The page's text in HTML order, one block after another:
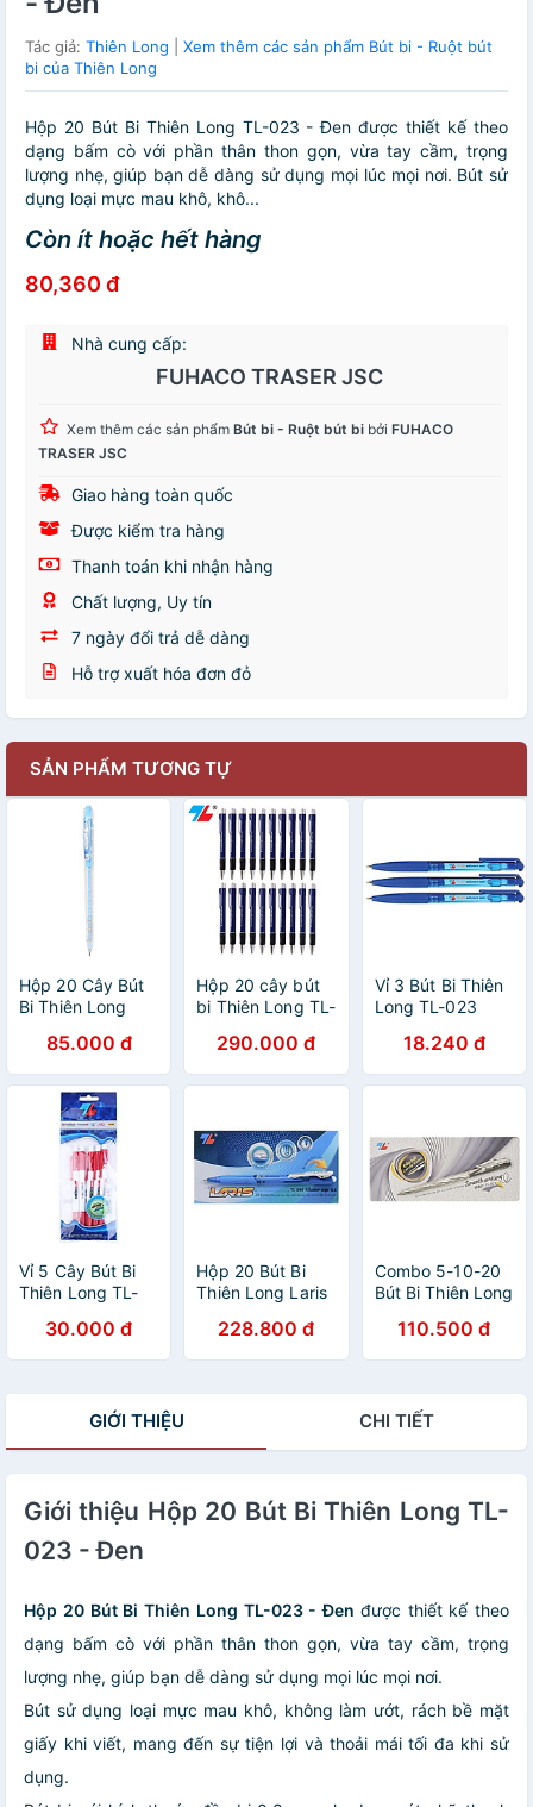
Tác giả: Thiên Long
Xem thêm các sản phẩm Bút bi - Ruột bút
bi của Thiên Long
Hộp 20 Bút Bi Thiên Long TL-023 - Đen được thiết kế theo
dạng bấm cò với phần thân thon gọn, vừa tay cầm, trọng
lượng nhẹ, giúp bạn dễ dàng sử dụng mọi lúc mọi nơi. Bút sử
dụng loại mực mau khô, khô...
Còn ít hoặc hết hàng
80,360 đ
Nhà cung cấp:
FUHACO TRASER JSC
Xem thêm các sản phẩm Bút bi - Ruột bút bi bởi FUHACO
TRASER JSC
Giao hàng toàn quốc
Được kiểm tra hàng
Thanh toán khi nhận hàng
Chất lượng, Uy tín
7 ngày đổi trả dễ dàng
Hỗ trợ xuất hóa đơn đỏ
SẢN PHẨM TƯƠNG TỰ
Hộp 20 Cây Bút
Bi Thiên Long
85.000 đ
Hộp 20 cây bút
bi Thiên Long TL-
290.000 đ
Vỉ 3 Bút Bi Thiên
Long TL-023
18.240 đ
Vỉ 5 Cây Bút Bi
Thiên Long TL-
30.000 đ
Hộp 20 Bút Bi
Thiên Long Laris
228.800 đ
Combo 5-10-20
Bút Bi Thiên Long
Xanh/Đen/
Đỏ/Tím
110.500 đ
GIỚI THIỆU CHI TIẾT
Giới thiệu Hộp 20 Bút Bi Thiên Long TL-
023 - Đen
Hộp 20 Bút Bi Thiên Long TL-023 - Đen được thiết kế theo
dạng bấm cò với phần thân thon gọn, vừa tay cầm, trọng
lượng nhẹ, giúp bạn dễ dàng sử dụng mọi lúc mọi nơi.
Bút sử dụng loại mực mau khô, không làm ướt, rách bề mặt
giấy khi viết, mang đến sự tiện lợi và thoải mái tối đa khi sử
dụng.